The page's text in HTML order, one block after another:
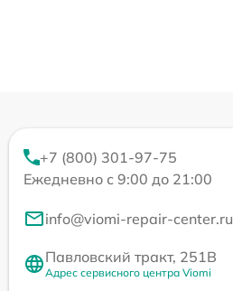
+7 (800) 301-97-75
Ежедневно с 9:00 до 21:00
info@viomi-repair-center.ru
Павловский тракт, 251В
Адрес сервисного центра Viomi